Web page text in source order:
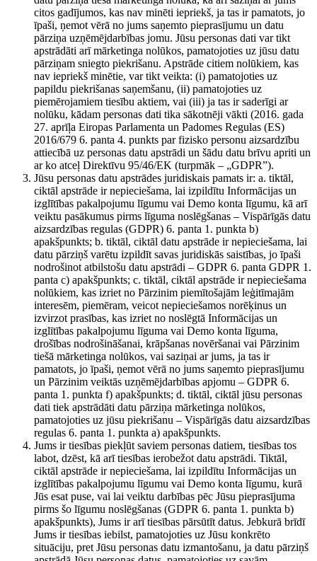
citos gadījumos, kas nav minēti iepriekš, ja tas ir pamatots, jo
īpaši, ņemot vērā no jums saņemto pieprasījumu un datu
pārziņa uzņēmējdarbības jomu. Jūsu personas dati var tikt
apstrādāti arī mārketinga nolūkos, pamatojoties uz jūsu datu
pārziņam sniegto piekrišanu. Apstrāde citiem nolūkiem, kas
nav iepriekš minētie, var tikt veikta: (i) pamatojoties uz
papildu piekrišanas saņemšanu, (ii) pamatojoties uz
piemērojamiem tiesību aktiem, vai (iii) ja tas ir saderīgi ar
nolūku, kādam personas dati tika sākotnēji vākti (2016. gada
27. aprīļa Eiropas Parlamenta un Padomes Regulas (ES)
2016/679 6. panta 4. punkts par fizisko personu aizsardzību
attiecībā uz personas datu apstrādi un šādu datu brīvu apriti un
ar ko atceļ Direktīvu 95/46/EK (turpmāk – „GDPR”).
Jūsu personas datu apstrādes juridiskais pamats ir: a. tiktāl,
ciktāl apstrāde ir nepieciešama, lai izpildītu Informācijas un
izglītības pakalpojumu līgumu vai Demo konta līgumu, kā arī
veiktu pasākumus pirms līguma noslēgšanas – Vispārīgās datu
aizsardzības regulas (GDPR) 6. panta 1. punkta b)
apakšpunkts; b. tiktāl, ciktāl datu apstrāde ir nepieciešama, lai
datu pārziņš varētu izpildīt savas juridiskās saistības, jo īpaši
nodrošinot atbilstošu datu apstrādi – GDPR 6. panta GDPR 1.
panta c) apakšpunkts; c. tiktāl, ciktāl apstrāde ir nepieciešama
nolūkiem, kas izriet no Pārzinim piemītošajām leģitīmajām
interesēm, piemēram, veicot nepieciešamos norēķinus un
izvirzot prasības, kas izriet no noslēgtā Informācijas un
izglītības pakalpojumu līguma vai Demo konta līguma,
drošības nodrošināšanai, krāpšanas novēršanai vai Pārzinim
tiešā mārketinga nolūkos, vai saziņai ar jums, ja tas ir
pamatots, jo īpaši, ņemot vērā no jums saņemto pieprasījumu
un Pārzinim veiktās uzņēmējdarbības apjomu – GDPR 6.
panta 1. punkta f) apakšpunkts; d. tiktāl, ciktāl jūsu personas
dati tiek apstrādāti datu pārziņa mārketinga nolūkos,
pamatojoties uz jūsu piekrišanu – Vispārīgās datu aizsardzības
regulas 6. panta 1. punkta a) apakšpunkts.
Jums ir tiesības piekļūt saviem personas datiem, tiesības tos
labot, dzēst, kā arī tiesības ierobežot datu apstrādi. Tiktāl,
ciktāl apstrāde ir nepieciešama, lai izpildītu Informācijas un
izglītības pakalpojumu līgumu vai Demo konta līgumu, kurā
Jūs esat puse, vai lai veiktu darbības pēc Jūsu pieprasījuma
pirms šo līgumu noslēgšanas (GDPR 6. panta 1. punkta b)
apakšpunkts), Jums ir arī tiesības pārsūtīt datus. Jebkurā brīdī
Jums ir tiesības iebilst, pamatojoties uz Jūsu konkrēto
situāciju, pret Jūsu personas datu izmantošanu, ja datu pārziņš